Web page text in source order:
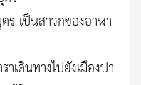
เป็นสาวกของอาฬา
เดินทางไปยังเมืองปา